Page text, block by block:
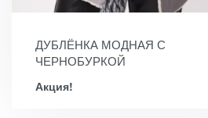
ДУБЛЁНКА МОДНАЯ С
ЧЕРНОБУРКОЙ
Акция!